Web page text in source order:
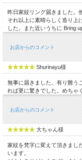
昨日家紋リング届きました。
それ以上に素晴らしく造り上
した。また近いうちに Bring
お店からのコメント
Shurinayu様
無事に届きました。有り難う
れば更に驚きでした。めちゃ
お店からのコメント
大ちゃん様
家紋を梵字に変えて頂きまし
います。